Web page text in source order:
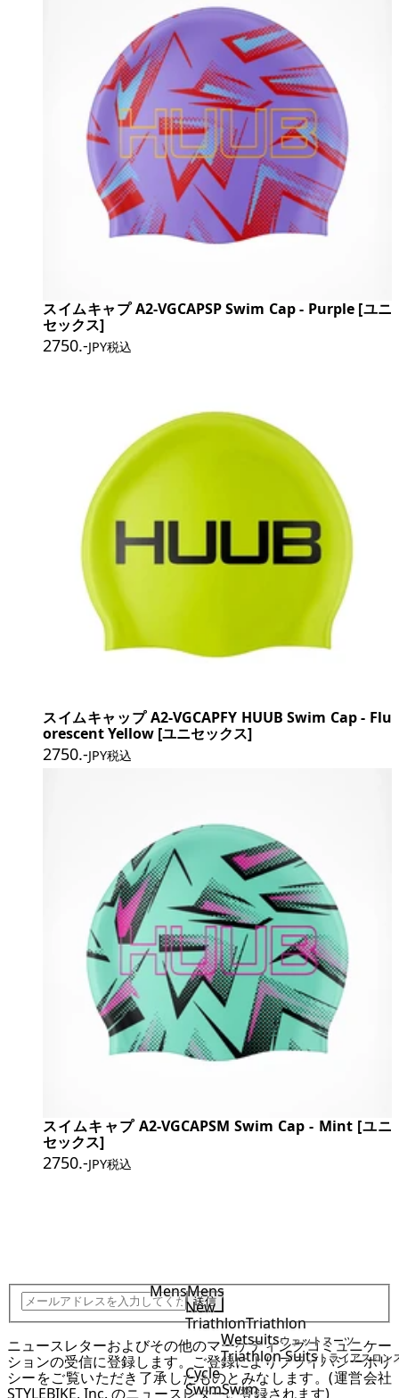
MensMens
New
TriathlonTriathlon
Wetsuitsウェットスーツ
Triathlon Suits トライアスロン
Cycle
SwimSwim
スイムキャプ A2-VGCAPSP Swim Cap - Purple [ユニ
セックス]
2750.-JPY税込
スイムキャップ A2-VGCAPFY HUUB Swim Cap - Flu
orescent Yellow [ユニセックス]
2750.-JPY税込
スイムキャプ A2-VGCAPSM Swim Cap - Mint [ユニ
セックス]
2750.-JPY税込
送信
ニュースレターおよびその他のマーケティングコミュニケー
ションの受信に登録します。ご登録によりプライバシーポリ
シーをご覧いただき了承したものとみなします。(運営会社
STYLEBIKE, Inc. のニュースレターに登録されます)